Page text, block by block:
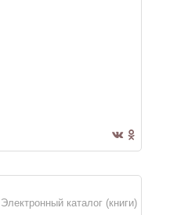
Электронный каталог (книги)